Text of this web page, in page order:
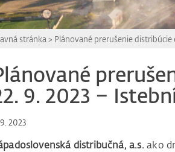
stránka > Plánované prerušenie
9. 2023 –
2023
distribučná, a.s.ako